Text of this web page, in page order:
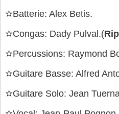
✫Batterie: Alex Betis.
✫Congas: Dady Pulval.(Rip
✫Percussions: Raymond
✫Guitare Basse: Alfred
✫Guitare Solo: Jean